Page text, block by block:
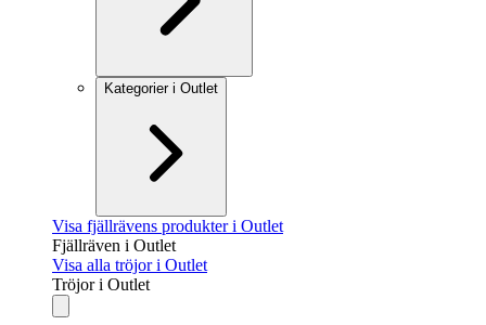
Kategorier i Outlet
Visa fjällrävens produkter i Outlet
Fjällräven i Outlet
Visa alla tröjor i Outlet
Tröjor i Outlet